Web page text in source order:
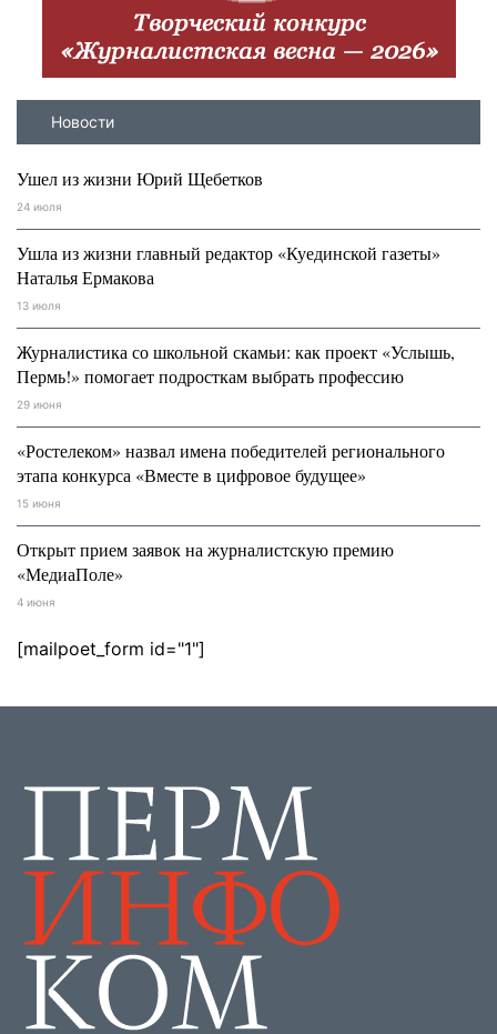
Новости
Ушел из жизни Юрий Щебетков
24 июля
Ушла из жизни главный редактор «Куединской газеты»
Наталья Ермакова
13 июля
Журналистика со школьной скамьи: как проект «Услышь,
Пермь!» помогает подросткам выбрать профессию
29 июня
«Ростелеком» назвал имена победителей регионального
этапа конкурса «Вместе в цифровое будущее»
15 июня
Открыт прием заявок на журналистскую премию
«МедиаПоле»
4 июня
[mailpoet_form id="1"]